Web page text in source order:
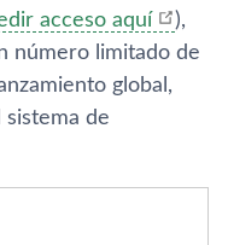
acceso aquí­
),
número limitado de
global,
de